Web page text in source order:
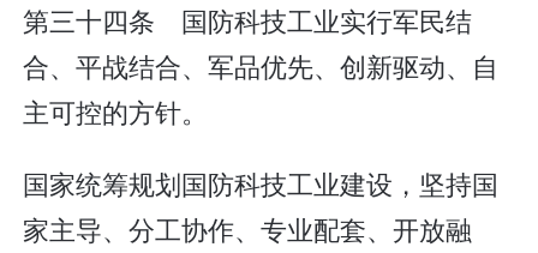
第三十四条 国防科技工业实行军民结
合、平战结合、军品优先、创新驱动、自
主可控的方针。
国家统筹规划国防科技工业建设，坚持国
家主导、分工协作、专业配套、开放融